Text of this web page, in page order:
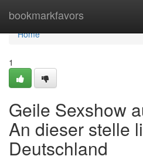
bookmarkfavors
Home
Home
1
Geile Sexshow
An dieser stelle
Deutschland